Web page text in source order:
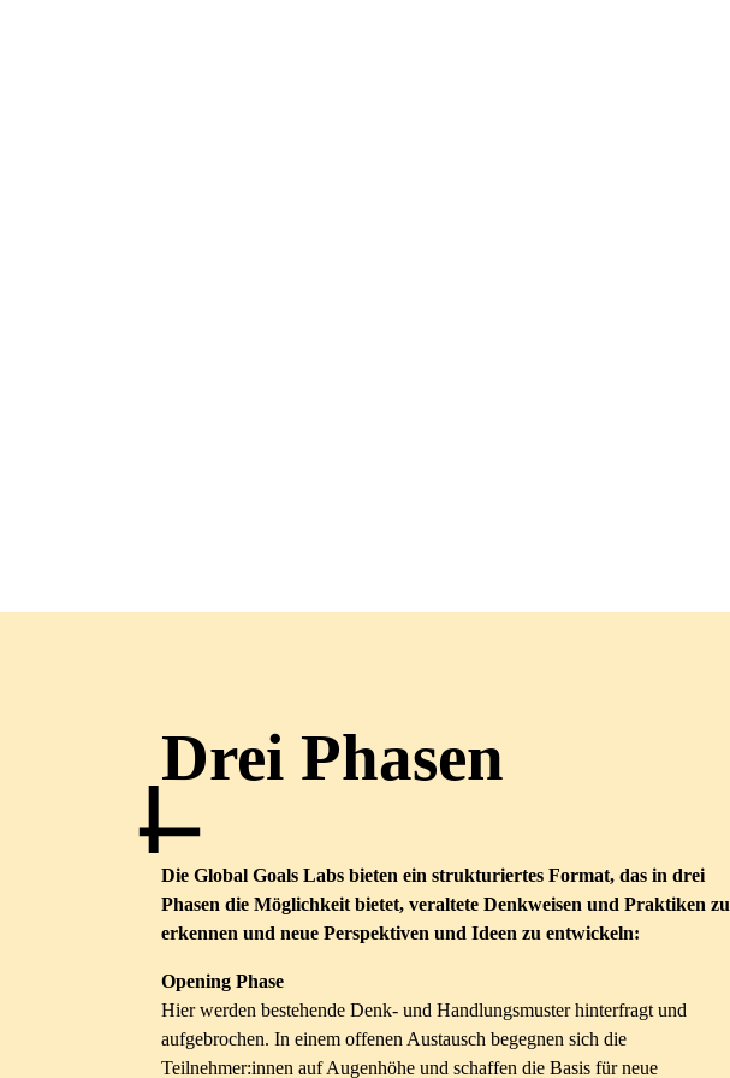
Drei Phasen
DieGlobal Goals Labsbieten ein strukturiertes Format,das in drei
Phasen die Möglichkeit bietet, veraltete Denkweisen und Praktiken zu
erkennen und neue Perspektiven und Ideen zu entwickeln:
Opening Phase
Hier werden bestehende Denk- und Handlungsmuster hinterfragt und
aufgebrochen. In einem offenen Austausch begegnen sich die
Teilnehmer:innen auf Augenhöhe und schaffen die Basis für neue